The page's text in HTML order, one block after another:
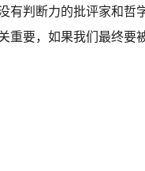
有判断力的批评家和哲
重要，如果我们最终